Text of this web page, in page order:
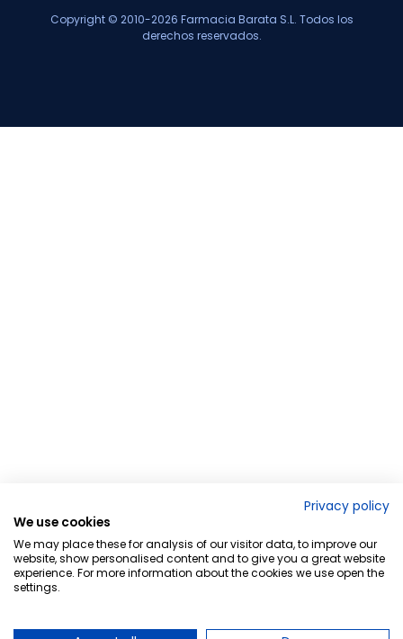
Copyright © 2010-2026 Farmacia Barata S.L. Todos los
derechos reservados.
Privacy policy
We use cookies
We may place these for analysis of our visitor data, to improve our
website, show personalised content and to give you a great website
experience. For more information about the cookies we use open the
settings.